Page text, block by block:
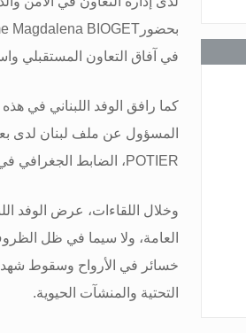
بحضورMagdalena BIOGET
في آفاق التعاون المستقبلي
كما رافق الوفد اللبناني في
المسؤول عن ملف لبنان لدى
POTIER، الضابط الجغرافي في
وخلال اللقاءات، عرض الوفد
العامة، ولا سيما في ظل
خسائر في الأرواح وسقوط
التحتية والمنشآت الحيوية.